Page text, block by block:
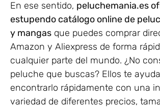
En ese sentido, peluchemania.es
estupendo catálogo online de
y mangas que puedes comprar
Amazon y Aliexpress de forma
cualquier parte del mundo. ¿No
peluche que buscas? Ellos te
encontrarlo rápidamente con una
variedad de diferentes precios,